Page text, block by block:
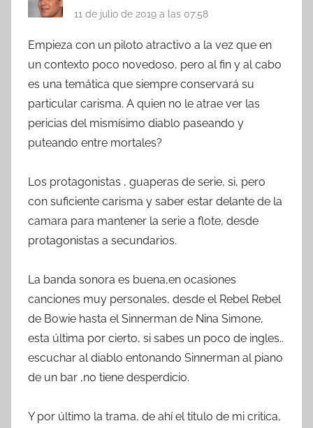
11 de julio de 2019 a las 07:58
Empieza con un piloto atractivo a la vez que en
un contexto poco novedoso, pero al fin y al cabo
es una temática que siempre conservará su
particular carisma. A quien no le atrae ver las
pericias del mismísimo diablo paseando y
puteando entre mortales?
Los protagonistas , guaperas de serie, si, pero
con suficiente carisma y saber estar delante de la
camara para mantener la serie a flote, desde
protagonistas a secundarios.
La banda sonora es buena,en ocasiones
canciones muy personales, desde el Rebel Rebel
de Bowie hasta el Sinnerman de Nina Simone,
esta última por cierto, si sabes un poco de ingles..
escuchar al diablo entonando Sinnerman al piano
de un bar ,no tiene desperdicio.
Y por último la trama, de ahí el titulo de mi critica,